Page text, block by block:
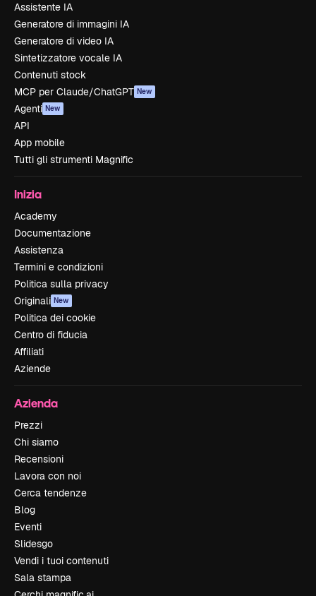
Assistente IA
Generatore di immagini IA
Generatore di video IA
Sintetizzatore vocale IA
Contenuti stock
MCP per Claude/ChatGPT New
Agenti New
API
App mobile
Tutti gli strumenti Magnific
Inizia
Academy
Documentazione
Assistenza
Termini e condizioni
Politica sulla privacy
Originali New
Politica dei cookie
Centro di fiducia
Affiliati
Aziende
Azienda
Prezzi
Chi siamo
Recensioni
Lavora con noi
Cerca tendenze
Blog
Eventi
Slidesgo
Vendi i tuoi contenuti
Sala stampa